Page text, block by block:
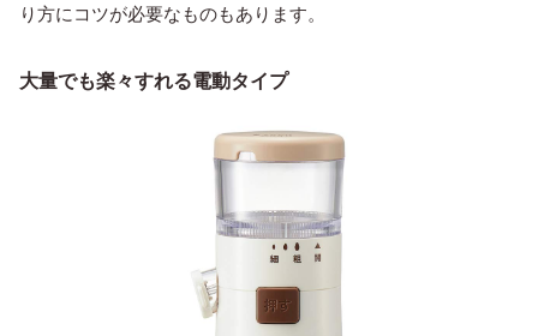
り方にコツが必要なものもあります。
大量でも楽々すれる電動タイプ